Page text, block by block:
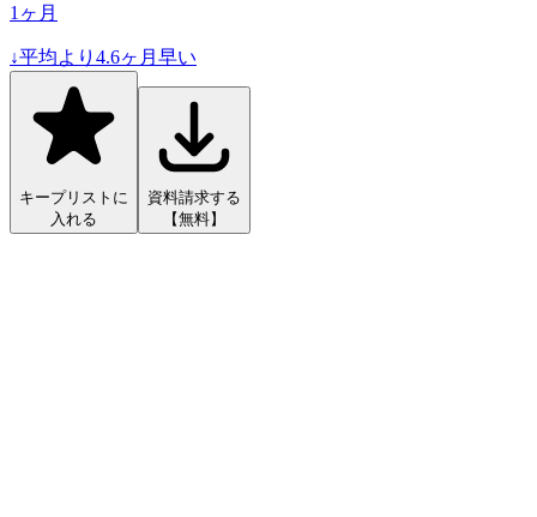
1 ヶ月
↓平均より 4.6ヶ月早い
キープリストに
入れる
資料請求する
【無料】